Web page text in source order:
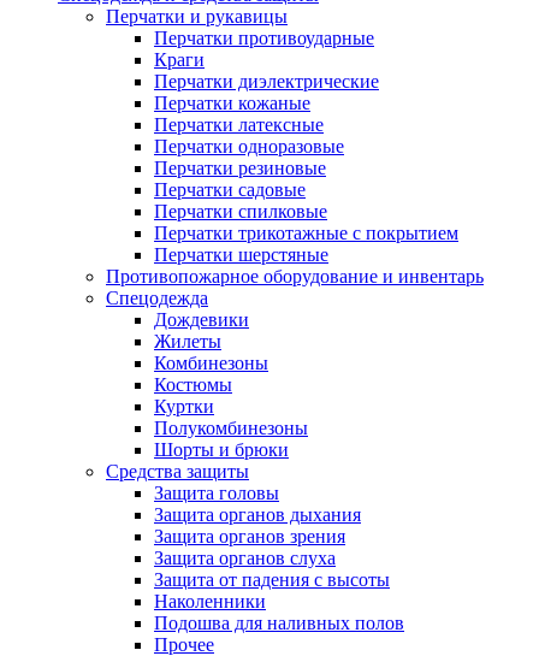
Перчатки и рукавицы
Перчатки противоударные
Краги
Перчатки диэлектрические
Перчатки кожаные
Перчатки латексные
Перчатки одноразовые
Перчатки резиновые
Перчатки садовые
Перчатки спилковые
Перчатки трикотажные с покрытием
Перчатки шерстяные
Противопожарное оборудование и инвентарь
Спецодежда
Дождевики
Жилеты
Комбинезоны
Костюмы
Куртки
Полукомбинезоны
Шорты и брюки
Средства защиты
Защита головы
Защита органов дыхания
Защита органов зрения
Защита органов слуха
Защита от падения с высоты
Наколенники
Подошва для наливных полов
Прочее